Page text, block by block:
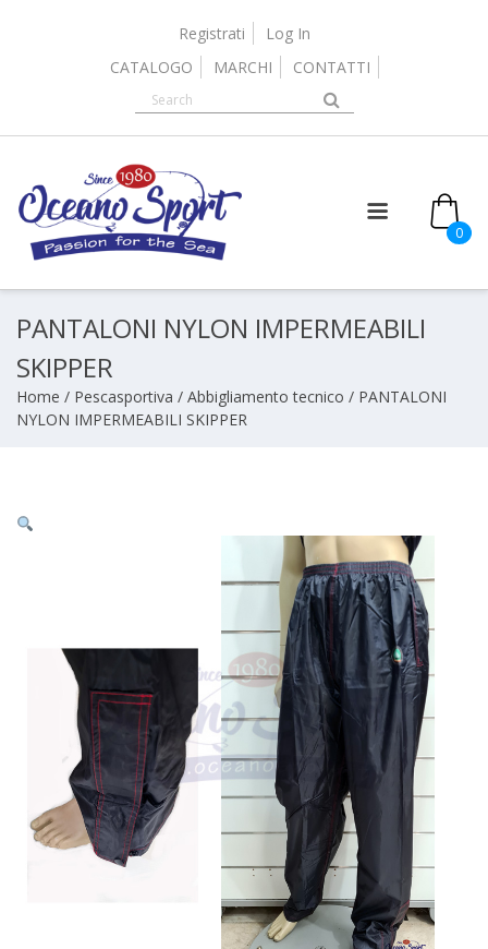
Registrati
Log In
CATALOGO
MARCHI CONTATTI
0
PANTALONI NYLON IMPERMEABILI
SKIPPER
Home / Pescasportiva / Abbigliamento tecnico / PANTALONI
NYLON IMPERMEABILI SKIPPER